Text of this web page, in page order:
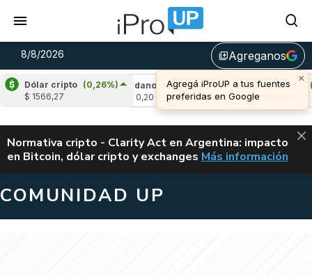
8/8/2026 library_addAgreganos
×
Agregá iProUP a tus fuentes
preferidas en Google
Dólar cripto (0,26%)
$ 1566,27
Cardano
(0,18%)
u$s 0,20
Avalanche
u$s 6,52
ALERTA
Normativa cripto - Clarity Act en Argentina: impacto
en Bitcoin, dólar cripto y exchanges CLARITY ACT EN
Más información
COMUNIDAD UP